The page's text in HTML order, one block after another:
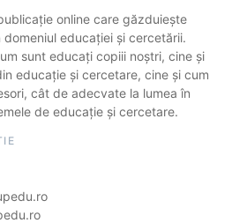
online care găzduiește
educației și cercetării.
sunt educați copiii noștri, cine și
educație și cercetare, cine și cum
cât de adecvate la lumea în
de educație și cercetare.